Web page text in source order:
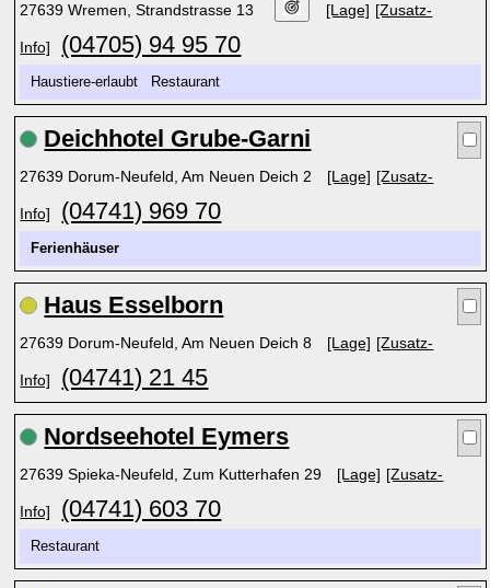
27639 Wremen, Strandstrasse 13 [Lage] [Zusatz-
Info] (04705) 94 95 70
Haustiere-erlaubt Restaurant
Deichhotel Grube-Garni
27639 Dorum-Neufeld, Am Neuen Deich 2 [Lage] [Zusatz-
Info] (04741) 969 70
Ferienhäuser
Haus Esselborn
27639 Dorum-Neufeld, Am Neuen Deich 8 [Lage] [Zusatz-
Info] (04741) 21 45
Nordseehotel Eymers
27639 Spieka-Neufeld, Zum Kutterhafen 29 [Lage] [Zusatz-
Info] (04741) 603 70
Restaurant